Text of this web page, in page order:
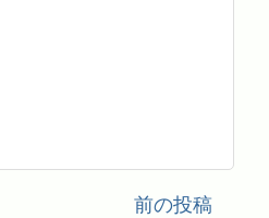
前の投稿